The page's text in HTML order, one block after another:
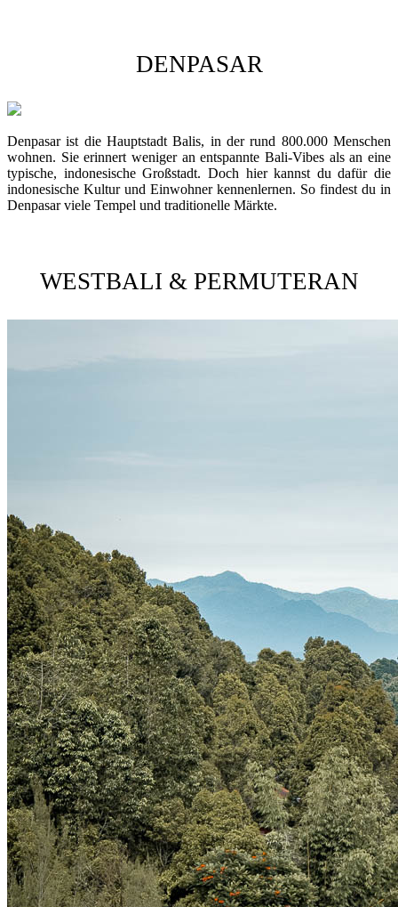
DENPASAR
Denpasar ist die Hauptstadt Balis, in der rund 800.000 Menschen
wohnen. Sie erinnert weniger an entspannte Bali-Vibes als an eine
typische, indonesische Großstadt. Doch hier kannst du dafür die
indonesische Kultur und Einwohner kennenlernen. So findest du in
Denpasar viele Tempel und traditionelle Märkte.
WESTBALI & PERMUTERAN